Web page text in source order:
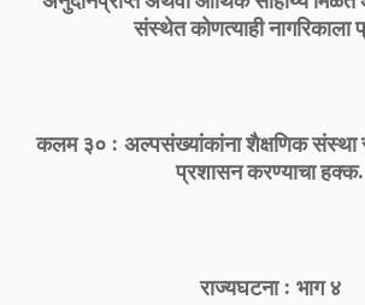
संस्थेत कोणत्याही नागरिकाला
कलम ३० : अल्पसंख्यांकांना शैक्षणिक संस्था
प्रशासन करण्याचा हक्क.
राज्यघटना : भाग ४